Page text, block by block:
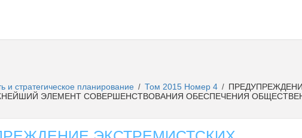
и стратегическое планирование / Том 2015 Номер 4 /
ЭЛЕМЕНТ СОВЕРШЕНСТВОВАНИЯ ОБЕСПЕЧЕНИЯ